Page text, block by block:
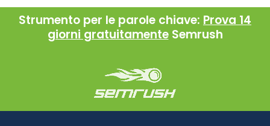
Strumento per le parole chiave: Prova 14
giorni gratuitamente Semrush